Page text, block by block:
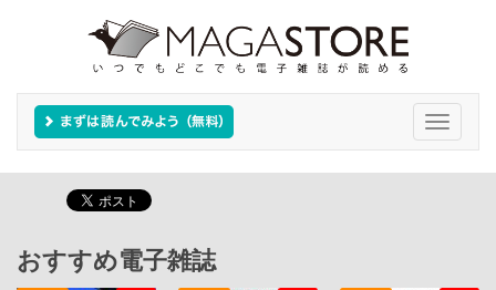
Toggle
おすすめ電子雑誌